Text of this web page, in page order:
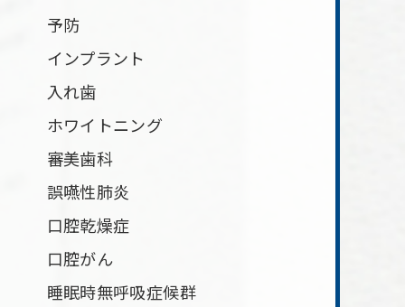
予防
インプラント
入れ歯
ホワイトニング
審美歯科
誤嚥性肺炎
口腔乾燥症
口腔がん
睡眠時無呼吸症候群